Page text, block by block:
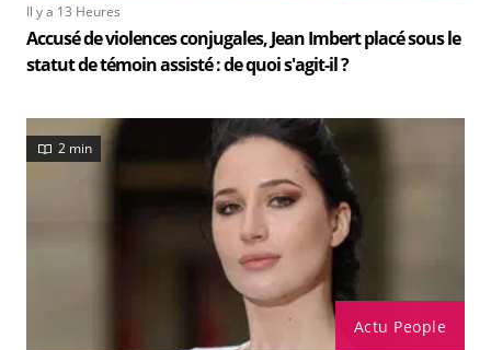
Il y a 13 Heures
Accusé de violences conjugales, Jean Imbert placé sous le
statut de témoin assisté : de quoi s'agit-il ?
Actu People
2 min